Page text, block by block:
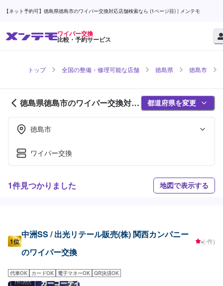
【ネット予約可】徳島県徳島市のワイパー交換対応店舗検索なら (1ページ目) | メンテモ
ワイパー交換
比較・予約サービス
トップ 全国の整備・修理可能な店舗 徳島県 徳島市
徳島県徳島市のワイパー交換対応
店舗紹介 (1ページ目)
都道府県を変更
徳島市
ワイパー交換
1件見つかりました 地図で表示する
1位
中洲SS / 出光リテール販売(株) 関西カンパニー
のワイパー交換
-(-件)
代車OK カードOK 電子マネーOK QR決済OK